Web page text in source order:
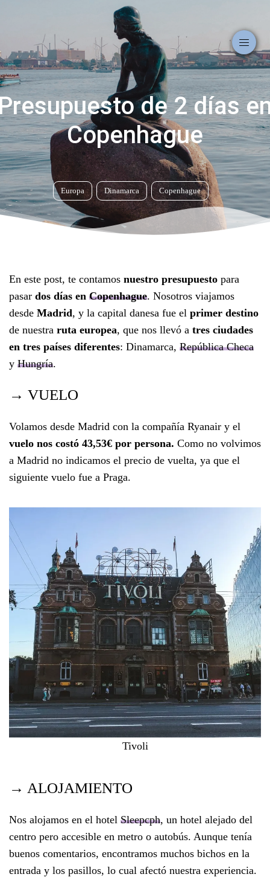
Europa Dinamarca Copenhague
de 2 días
Copenhague
En este post, te contamos nuestro presupuesto para
pasar dos días en Copenhague. Nosotros viajamos
desde Madrid, y la capital danesa fue el primer destino
de nuestra ruta europea, que nos llevó a tres ciudades
en tres países diferentes: Dinamarca, República Checa
y Hungría.
→ VUELO
Volamos desde Madrid con la compañía Ryanair y el
vuelo nos costó 43,53€ por persona. Como no volvimos
a Madrid no indicamos el precio de vuelta, ya que el
siguiente vuelo fue a Praga.
Tivoli
→ ALOJAMIENTO
Nos alojamos en el hotel Sleepcph, un hotel alejado del
centro pero accesible en metro o autobús. Aunque tenía
buenos comentarios, encontramos muchos bichos en la
entrada y los pasillos, lo cual afectó nuestra experiencia.